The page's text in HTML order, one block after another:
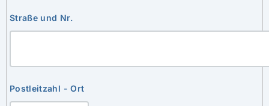
Straße und Nr.
Postleitzahl - Ort